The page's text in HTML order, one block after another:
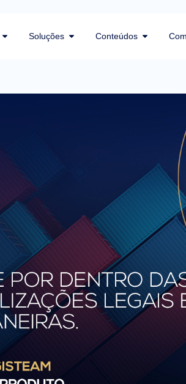
Soluções Conteúdos